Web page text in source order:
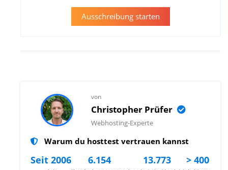
Ausschreibung starten
von
Christopher Prüfer
Webhosting-Experte
Warum du hosttest vertrauen kannst
Seit 2006 6.154 13.773 > 400